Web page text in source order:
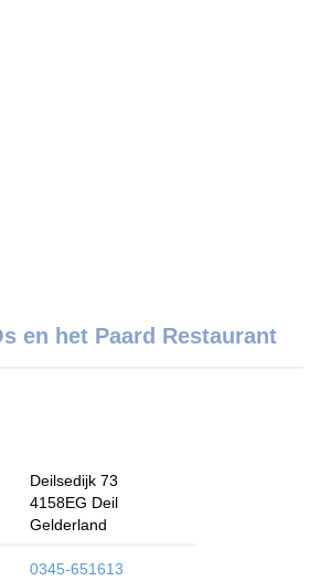
en het Paard Restaurant
Deilsedijk 73
4158EG Deil
Gelderland
0345-651613